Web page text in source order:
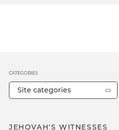
JEHOVAH'S WITNESSES
CATEGORIES
Site categories